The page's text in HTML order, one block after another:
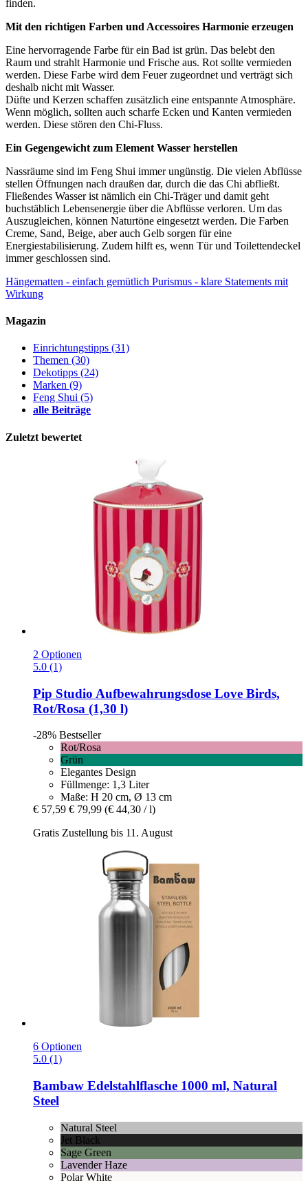
finden.
Mit den richtigen Farben und Accessoires Harmonie erzeugen
Eine hervorragende Farbe für ein Bad ist grün. Das belebt den
Raum und strahlt Harmonie und Frische aus. Rot sollte vermieden
werden. Diese Farbe wird dem Feuer zugeordnet und verträgt sich
deshalb nicht mit Wasser.
Düfte und Kerzen schaffen zusätzlich eine entspannte Atmosphäre.
Wenn möglich, sollten auch scharfe Ecken und Kanten vermieden
werden. Diese stören den Chi-Fluss.
Ein Gegengewicht zum Element Wasser herstellen
Nassräume sind im Feng Shui immer ungünstig. Die vielen Abflüsse
stellen Öffnungen nach draußen dar, durch die das Chi abfließt.
Fließendes Wasser ist nämlich ein Chi-Träger und damit geht
buchstäblich Lebensenergie über die Abflüsse verloren. Um das
Auszugleichen, können Naturtöne eingesetzt werden. Die Farben
Creme, Sand, Beige, aber auch Gelb sorgen für eine
Energiestabilisierung. Zudem hilft es, wenn Tür und Toilettendeckel
immer geschlossen sind.
Hängematten - einfach gemütlich Purismus - klare Statements mit
Wirkung
Magazin
Einrichtungstipps (31)
Themen (30)
Dekotipps (24)
Marken (9)
Feng Shui (5)
alle Beiträge
Zuletzt bewertet
2 Optionen
5.0 (1)
Pip Studio Aufbewahrungsdose Love Birds,
Rot/Rosa (1,30 l)
-28% Bestseller
Rot/Rosa
Grün
Elegantes Design
Füllmenge: 1,3 Liter
Maße: H 20 cm, Ø 13 cm
€ 57,59 € 79,99 (€ 44,30 / l)
Gratis Zustellung bis 11. August
6 Optionen
5.0 (1)
Bambaw Edelstahlflasche 1000 ml, Natural
Steel
Natural Steel
Jet Black
Sage Green
Lavender Haze
Polar White